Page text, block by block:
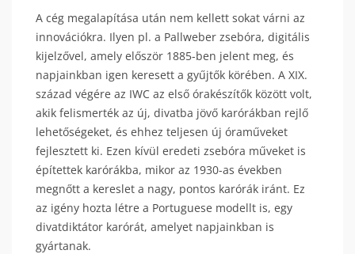
A cég megalapítása után nem kellett sokat várni az
innovációkra. Ilyen pl. a Pallweber zsebóra, digitális
kijelzővel, amely először 1885-ben jelent meg, és
napjainkban igen keresett a gyűjtők körében. A XIX.
század végére az IWC az első órakészítők között volt,
akik felismerték az új, divatba jövő karórákban rejlő
lehetőségeket, és ehhez teljesen új óraműveket
fejlesztett ki. Ezen kívül eredeti zsebóra műveket is
építettek karórákba, mikor az 1930-as években
megnőtt a kereslet a nagy, pontos karórák iránt. Ez
az igény hozta létre a Portuguese modellt is, egy
divatdiktátor karórát, amelyet napjainkban is
gyártanak.